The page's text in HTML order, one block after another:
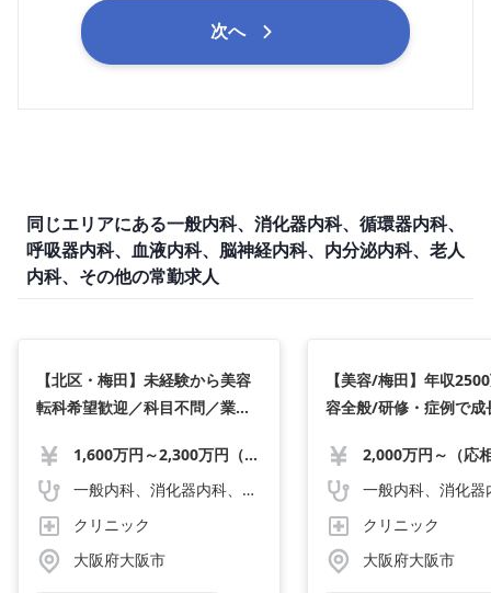
次へ
同じエリアにある一般内科、消化器内科、循環器内科、
呼吸器内科、血液内科、脳神経内科、内分泌内科、老人
内科、その他の常勤求人
【北区・梅田】未経験から美容
転科希望歓迎／科目不問／業界
磨ける環境／年収2,000万円〜/
週4日〜可/40代までの先生活躍
中
1,600万円～2,300万円（応相談）
一般内科、消化器内科、循環器内科、呼吸器内科、血液内科、心療内科、脳神経内科、内分泌内科、老人内科、一般外科、消化器外科、心臓外科、呼吸器外科、脳神経外科、整形外科、形成外科、リハビリテーション科、小児科、産婦人科、婦人科、精神科、眼科、耳鼻咽喉科、皮膚科、泌尿器科、放射線科、人工透析、麻酔科、美容外科、人間ドック・検診、その他
クリニック
大阪府大阪市
【美容/梅田】年収
容全般/研修・症例で成
験・若手歓迎・専門医
見学会実施中♪
2,000万円～（応
クリニック
大阪府大阪市